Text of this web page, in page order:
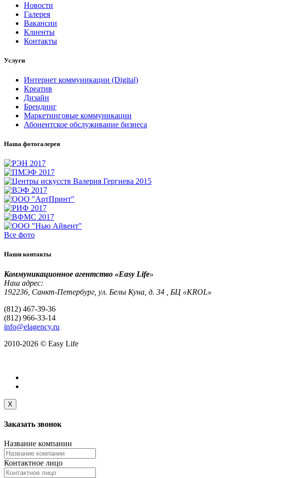
Новости
Галерея
Вакансии
Клиенты
Контакты
Услуги
Интернет коммуникации (Digital)
Креатив
Дизайн
Брендинг
Маркетинговые коммуникации
Абонентское обслуживание бизнеса
Наша фотогалерея
Все фото
Наши контакты
Коммуникационное агентство «Easy Life»
Наш адрес:
192236, Санкт-Петербург, ул. Белы Куна, д. 34 , БЦ «KROL»
(812) 467-39-36
(812) 966-33-14
info@elagency.ru
2010-2026 © Easy Life
X
Заказать звонок
Название компании
Контактное лицо